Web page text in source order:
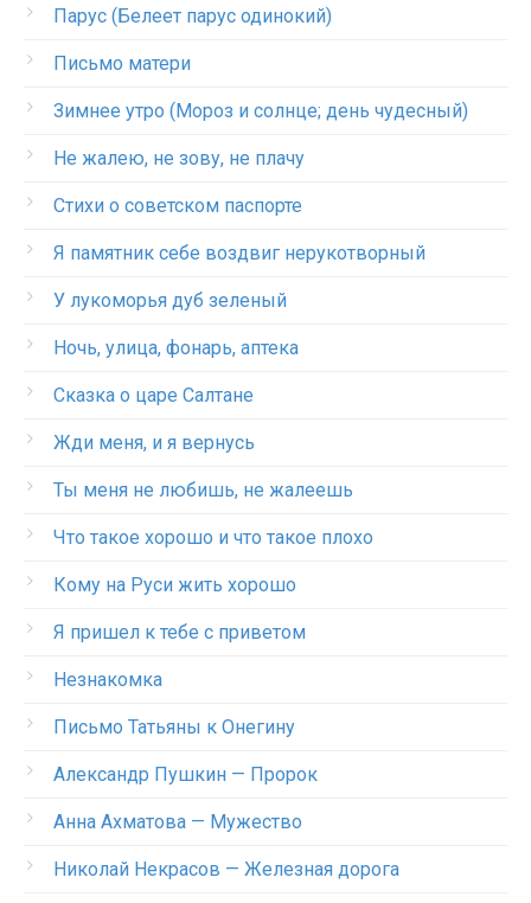
Парус (Белеет парус одинокий)
Письмо матери
Зимнее утро (Мороз и солнце; день чудесный)
Не жалею, не зову, не плачу
Стихи о советском паспорте
Я памятник себе воздвиг нерукотворный
У лукоморья дуб зеленый
Ночь, улица, фонарь, аптека
Сказка о царе Салтане
Жди меня, и я вернусь
Ты меня не любишь, не жалеешь
Что такое хорошо и что такое плохо
Кому на Руси жить хорошо
Я пришел к тебе с приветом
Незнакомка
Письмо Татьяны к Онегину
Александр Пушкин — Пророк
Анна Ахматова — Мужество
Николай Некрасов — Железная дорога